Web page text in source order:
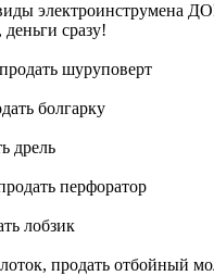
электроинструмена
сразу!
шуруповерт
болгарку
дрель
перфоратор
лобзик
продать отбойный